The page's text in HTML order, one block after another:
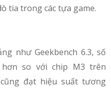
tia trong các tựa game.
như Geekbench 6.3, số
so với chip M3 trên
đạt hiệu suất tương